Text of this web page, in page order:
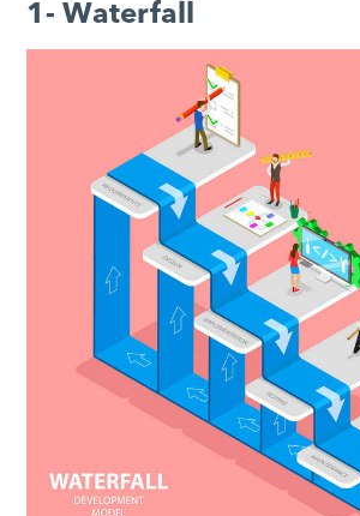
1- Waterfall